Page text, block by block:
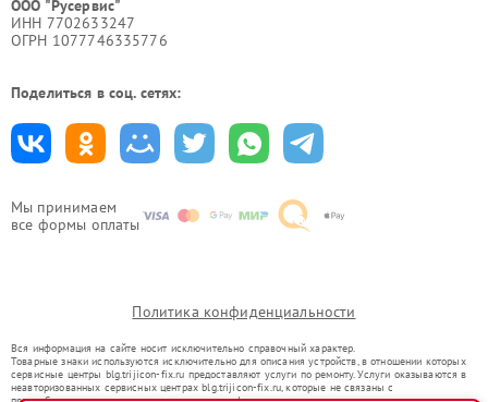
Мы принимаем
все формы оплаты
ООО "Русервис"
ИНН 7702633247
ОГРН 1077746335776
Поделиться в соц. сетях:
Политика конфиденциальности
Вся информация на сайте носит исключительно справочный характер.
Товарные знаки используются исключительно для описания устройств, в отношении которых
сервисные центры blg.trijicon-fix.ru предоставляют услуги по ремонту. Услуги оказываются в
неавторизованных сервисных центрах blg.trijicon-fix.ru, которые не связаны с